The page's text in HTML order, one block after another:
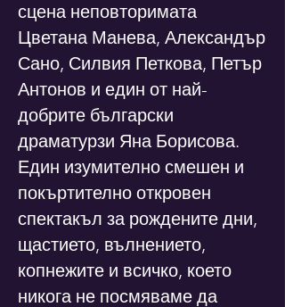
сцена неповторимата
Цветана Манева, Александър
Сано, Силвия Петкова, Петър
Антонов и един от най-
добрите български
драматурзи Яна Борисова.
Един изумително смешен и
покъртително откровен
спектакъл за рождените дни,
щастието, вълнението,
копнежите и всичко, което
никога не посмяваме да